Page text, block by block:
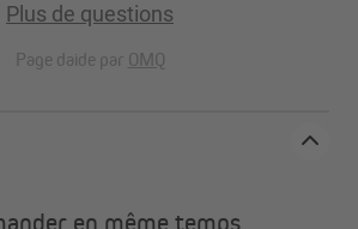
Plus de questions
Page daide par OMQ
en même temps